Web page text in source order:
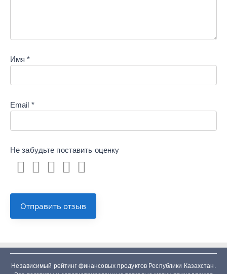
Имя*
Email *
Не забудьте поставить оценку
Независимый рейтинг финансовых продуктов Республики Казахстан.